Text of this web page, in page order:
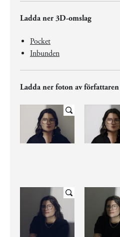
Ladda ner 3D-omslag
Pocket
Inbunden
Ladda ner foton av författaren